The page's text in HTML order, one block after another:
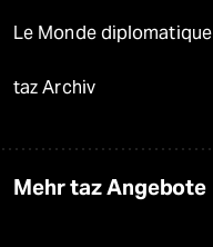
Le Monde diplomatique
taz Archiv
Mehr taz Angebote